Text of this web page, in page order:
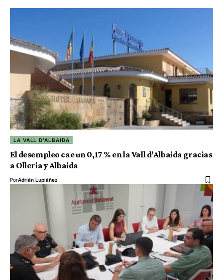
LA VALL D'ALBAIDA
El desempleo cae un 0,17 % en la Vall d’Albaida gracias
a Olleria y Albaida
PorAdrián Lupiáñez